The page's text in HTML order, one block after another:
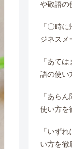
や敬語の
「〇時
ジネスメ
「あて
語の使い
「あら
使い方を
「いず
い方を徹